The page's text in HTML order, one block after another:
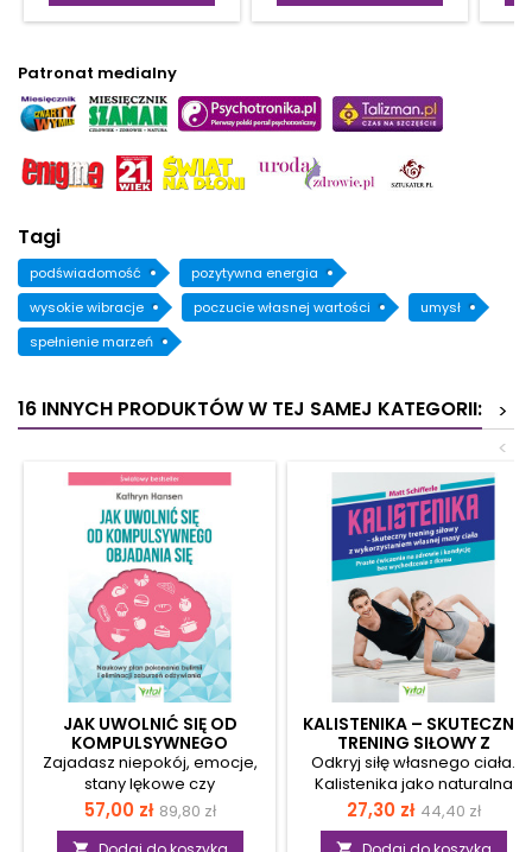
Patronat medialny
Tagi
podświadomość
pozytywna energia
wysokie wibracje
poczucie własnej wartości
umysł
spełnienie marzeń
16 INNYCH PRODUKTÓW W TEJ SAMEJ KATEGORII:
>
<
JAK UWOLNIĆ SIĘ OD
KOMPULSYWNEGO
OBJADANIA SIĘ
Zajadasz niepokój, emocje,
stany lękowe czy
samotność? Cierpisz na
zaburzenia emocjonalne?
Cena
57,00 zł Cena
podstawowa
89,80 zł
KALISTENIKA – SKUTECZNY
TRENING SIŁOWY Z
WYKORZYSTANIEM
WŁASNEJ MASY CIAŁA
Odkryj siłę własnego ciała.
Kalistenika jako naturalna
droga do lepszej sprawności
Zastanawiasz się, jak
Cena
27,30 zł Cena
44,40 zł